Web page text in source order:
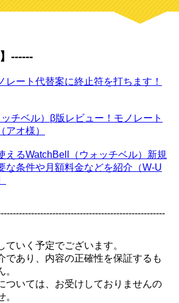
------
レート代替案に終止符を打ちます！
チベル）β版レビュー！モノレート
アオ様）
えるWatchBell（ウォッチベル）新規
な条件や月額料金などを紹介（W-U
いく予定でございます。
であり、内容の正確性を保証するも
ついては、お受けしておりませんの